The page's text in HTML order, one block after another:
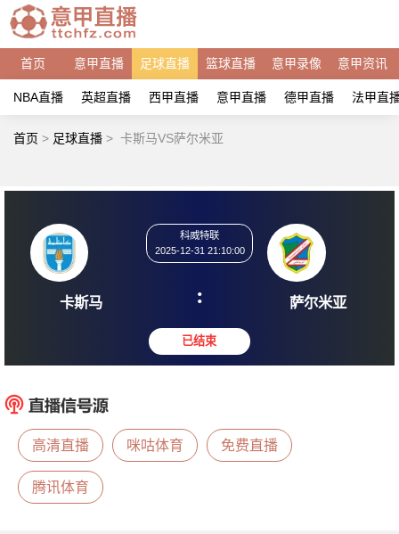
首页 意甲直播 足球直播 篮球直播 意甲录像 意甲资讯
NBA直播 英超直播 西甲直播 意甲直播 德甲直播 法甲直
首页 > 足球直播 > 卡斯马VS萨尔米亚
卡斯马
2025-12-31 21:10:00
: 萨尔
高清直播 咪咕体育 免费直播
腾讯体育